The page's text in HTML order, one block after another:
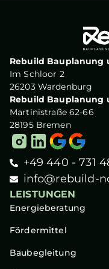
Rebuild Bauplanung
Im Schloor 2
26203 Wardenburg
Rebuild Bauplanung
Martinistraße 62-66
28195 Bremen
+49 440 - 731
info@rebuild-
LEISTUNGEN
Energieberatung
Fördermittel
Baubegleitung